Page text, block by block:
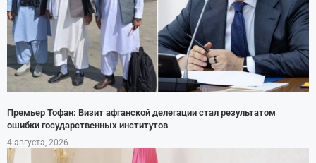
Премьер Тофан: Визит афганской делегации стал результатом
ошибки государственных институтов
4 августа, 2026